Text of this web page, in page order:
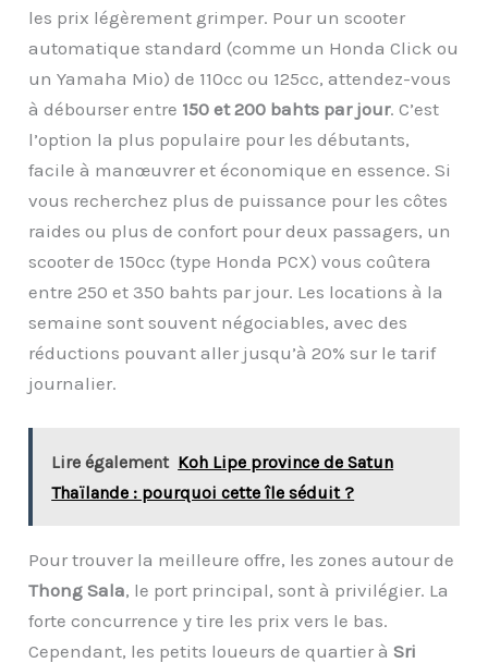
les prix légèrement grimper. Pour un scooter
automatique standard (comme un Honda Click ou
un Yamaha Mio) de 110cc ou 125cc, attendez-vous
à débourser entre 150 et 200 bahts par jour. C’est
l’option la plus populaire pour les débutants,
facile à manœuvrer et économique en essence. Si
vous recherchez plus de puissance pour les côtes
raides ou plus de confort pour deux passagers, un
scooter de 150cc (type Honda PCX) vous coûtera
entre 250 et 350 bahts par jour. Les locations à la
semaine sont souvent négociables, avec des
réductions pouvant aller jusqu’à 20% sur le tarif
journalier.
Lire également Koh Lipe province de Satun
Thaïlande : pourquoi cette île séduit ?
Pour trouver la meilleure offre, les zones autour de
Thong Sala, le port principal, sont à privilégier. La
forte concurrence y tire les prix vers le bas.
Cependant, les petits loueurs de quartier àSri